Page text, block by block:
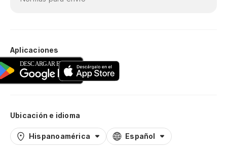
Aplicaciones
Ubicación e idioma
Hispanoamérica Español